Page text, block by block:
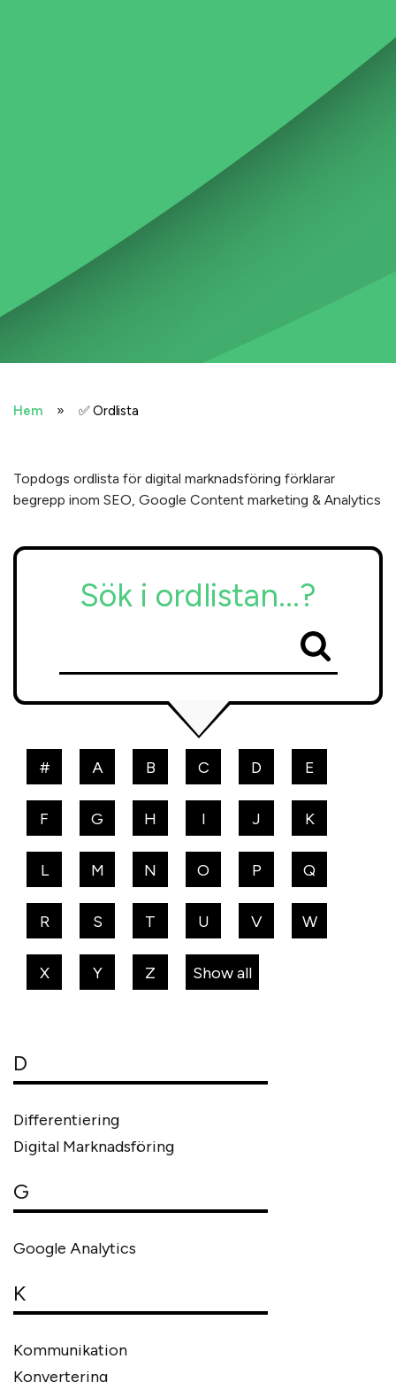
Hem » ✅ Ordlista
Topdogs ordlista för digital marknadsföring förklarar
begrepp inom SEO, Google Content marketing & Analytics
Sök i ordlistan...?
# A B C D E
F G H I J K
L M N O P Q
R S T U V W
X Y Z Show all
D
Differentiering
Digital Marknadsföring
G
Google Analytics
K
Kommunikation
Konvertering